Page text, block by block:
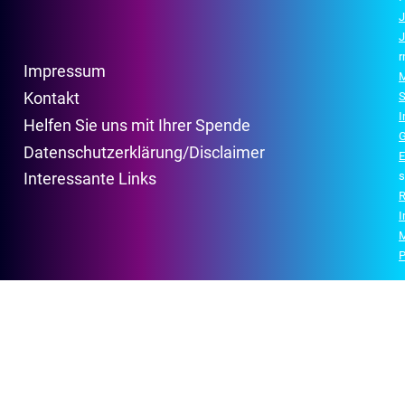
Impressum
Kontakt
Helfen Sie uns mit Ihrer Spende
Datenschutzerklärung/Disclaimer
Interessante Links